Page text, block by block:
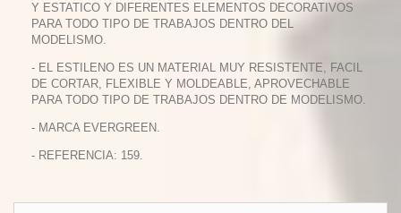
Y ESTATICO Y DIFERENTES ELEMENTOS DECORATIVOS
PARA TODO TIPO DE TRABAJOS DENTRO DEL
MODELISMO.
- EL ESTILENO ES UN MATERIAL MUY RESISTENTE, FACIL
DE CORTAR, FLEXIBLE Y MOLDEABLE, APROVECHABLE
PARA TODO TIPO DE TRABAJOS DENTRO DE MODELISMO.
- MARCA EVERGREEN.
- REFERENCIA: 159.